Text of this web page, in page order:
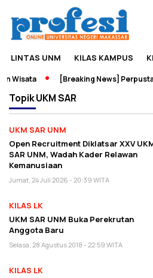
LINTAS UNM KILAS KAMPUS
Wisata [Breaking News]
TopikUKM SAR
UKM SAR UNM
Open Recruitment Diklatsar XXV
SAR UNM, Wadah Kader Relawan
Kemanusiaan
Jumat, 24 Juli 2026 - 20:39 WITA
KILAS LK
UKM SAR UNM Buka Perekrutan
Anggota Baru
Selasa, 28 Agustus 2018 - 22:59 WITA
KILAS LK